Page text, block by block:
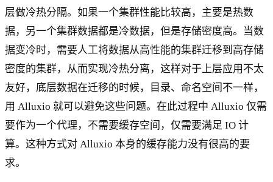
层做冷热分隔。如果一个集群性能比较高，主要是热数
据，另一个集群数据都是冷数据，但是存储密度高。当数
据变冷时，需要人工将数据从高性能的集群迁移到高存储
密度的集群，从而实现冷热分离，这样对于上层应用不太
友好，底层数据在迁移的时候，目录、命名空间不一样，
用 Alluxio 就可以避免这些问题。在此过程中 Alluxio 仅需
要作为一个代理，不需要缓存空间，仅需要满足 IO 计
算。这种方式对 Alluxio 本身的缓存能力没有很高的要
求。